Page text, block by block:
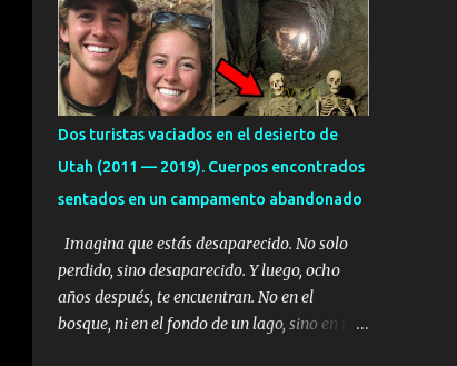
Dos turistas vaciados en el desierto de
Utah (2011 — 2019). Cuerpos encontrados
sentados en un campamento abandonado
Imagina que estás desaparecido. No solo
perdido, sino desaparecido. Y luego, ocho
años después, te encuentran. No en el
bosque, ni en el fondo de un lago, sino en una